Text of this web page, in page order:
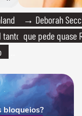
→ Deborah
que pede quase
bloqueios?